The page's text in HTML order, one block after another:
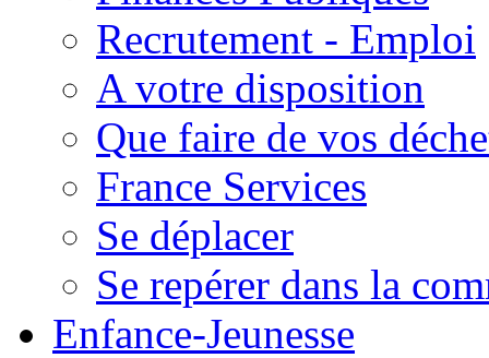
Recrutement - Emploi
A votre disposition
Que faire de vos
France Services
Se déplacer
Se repérer dans la
Enfance-Jeunesse